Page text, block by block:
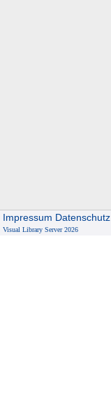
Impressum Datenschutz
Visual Library Server 2026